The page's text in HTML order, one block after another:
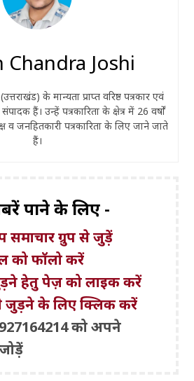
Chandra Joshi
के मान्यता प्राप्त वरिष्ठ पत्रकार एवं
हैं। उन्हें पत्रकारिता के क्षेत्र में 26 वर्षों
जनहितकारी पत्रकारिता के लिए जाने जाते
हैं।
पाने के लिए -
समाचार ग्रुप से जुड़ें
को फॉलो करें
हेतु पेज़ को लाइक करें
से जुड़ने के लिए क्लिक करें
को अपने